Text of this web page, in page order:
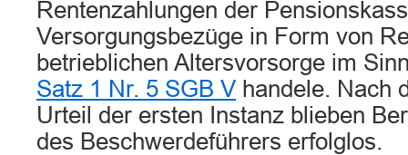
Rentenzahlungen der
Versorgungsbezüge in Form von
betrieblichen Altersvorsorge im
Satz 1 Nr. 5 SGB V handele. Nach
Urteil der ersten Instanz blieben
des Beschwerdeführers erfolglos.